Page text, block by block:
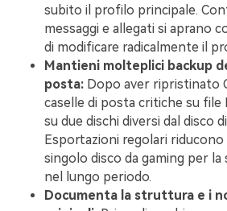
subito il profilo principale.
messaggi e allegati si aprano
di modificare radicalmente il
Mantieni molteplici backup
posta: Dopo aver ripristinato
caselle di posta critiche su file
su due dischi diversi dal disco
Esportazioni regolari riducono
singolo disco da gaming per la
nel lungo periodo.
Documenta la struttura e i